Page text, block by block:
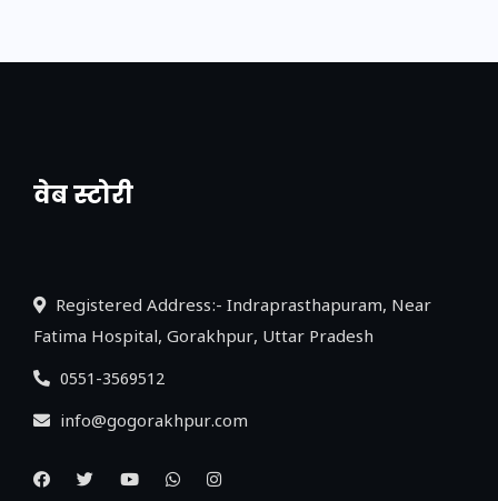
वेब स्टोरी
नया एक्सप्रेसवे: पूर्वांचल का लक, डेवलपमेंट का
Registered Address:- Indraprasthapuram, Near
Fatima Hospital, Gorakhpur, Uttar Pradesh
0551-3569512
info@gogorakhpur.com